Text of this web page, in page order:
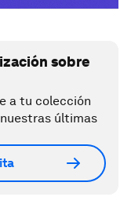
sobre
a tu colección
últimas